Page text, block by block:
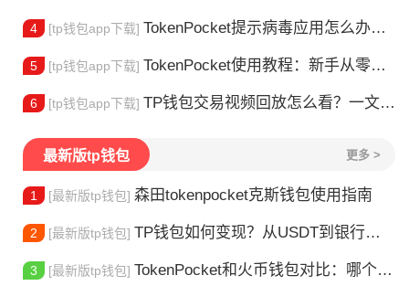
4 [tp钱包app下载] TokenPocket提示病毒应用怎么办？原因全解析
5 [tp钱包app下载] TokenPocket使用教程：新手从零学会钱包操作
6 [tp钱包app下载] TP钱包交易视频回放怎么看？一文教你轻松找回
最新版tp钱包 更多 >
1 [最新版tp钱包] 森田tokenpocket克斯钱包使用指南
2 [最新版tp钱包] TP钱包如何变现？从USDT到银行卡的完整攻略
3 [最新版tp钱包] TokenPocket和火币钱包对比：哪个更适合你？